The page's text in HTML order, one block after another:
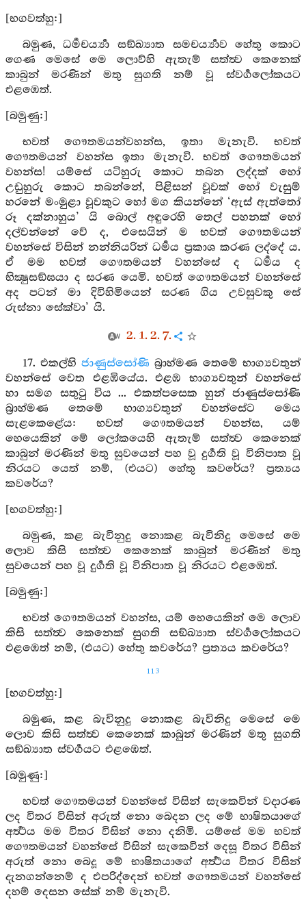
[භගවත්හු:]
බමුණ, ධර්‍මචර්‍ය්‍යා සඞ්ඛ්‍යාත සමචර්‍ය්‍යාව හේතු කොට
ගෙණ මෙසේ මෙ ලොව්හි ඇතැම් සත්ත්‍ව කෙනෙක්
කාබුන් මරණින් මතු සුගති නම් වූ ස්වර්‍ගලෝකයට
එළඹෙත්.
[බමුණු:]
භවත් ගෞතමයන්වහන්ස, ඉතා මැනැවි. භවත්
ගෞතමයන් වහන්ස ඉතා මැනැවි. භවත් ගෞතමයන්
වහන්ස! යම්සේ යටිහුරු කොට තබන ලද්දක් හෝ
උඩුහුරු කොට තබන්නේ, පිළිසන් වූවක් හෝ වැසුම්
හරනේ මංමුළා වූවකුට හෝ මග කියන්නේ ‘ඇස් ඇත්තෝ
රූ දක්නාහුය’ යි බොල් අඳුරෙහි තෙල් පහනක් හෝ
දල්වන්නේ වේ ද, එසෙයින් ම භවත් ගෞතමයන්
වහන්සේ විසින් නන්නියරින් ධර්‍මය ප්‍රකාශ කරණ ලද්දේ ය.
ඒ මම භවත් ගෞතමයන් වහන්සේ ද ධර්‍මය ද
භික්‍ෂුසඞ්ඝයා ද සරණ යෙමි. භවත් ගෞතමයන් වහන්සේ
අද පටන් මා දිවිහිමියෙන් සරණ ගිය උවසුවකු සේ
රුස්නා සේක්වා’ යි.
2. 1. 2. 7.
17. එකල්හිජාණුස්සෝණි බ්‍රාහ්මණ තෙමේ භාග්‍යවතුන්
වහන්සේ වෙත එළඹියේය. එළඹ භාග්‍යවතුන් වහන්සේ
හා සමග සතුටු විය ... එකත්පසෙක හුන් ජාණුස්සෝණි
බ්‍රාහ්මණ තෙමේ භාග්‍යවතුන් වහන්සේට මෙය
සැළකෙළේය: භවත් ගෞතමයන් වහන්ස, යම්
හෙයෙකින් මේ ලෝකයෙහි ඇතැම් සත්ත්‍ව කෙනෙක්
කාබුන් මරණින් මතු සුවයෙන් පහ වූ දුර්‍ගති වූ විනිපාත වූ
නිරයට යෙත් නම්, (එයට) හේතු කවරේය? ප්‍රත්‍යය
කවරේය?
[භගවත්හු:]
බමුණ, කළ බැවිනුදු නොකළ බැවිනිදු මෙසේ මෙ
ලොව කිසි සත්ත්‍ව කෙනෙක් කාබුන් මරණින් මතු
සුවයෙන් පහ වූ දුර්‍ගති වූ විනිපාත වූ නිරයට එළඹෙත්.
[බමුණු:]
භවත් ගෞතමයන් වහන්ස, යම් හෙයෙකින් මෙ ලොව
කිසි සත්ත්‍ව කෙනෙක් සුගති සඞ්ඛ්‍යාත ස්වර්‍ගලෝකයට
එළඹෙත් නම්, (එයට) හේතු කවරේය? ප්‍රත්‍යය කවරේය?
113
[භගවත්හු:]
බමුණ, කළ බැවිනුදු නොකළ බැවිනිදු මෙසේ මෙ
ලොව කිසි සත්ත්‍ව කෙනෙක් කාබුන් මරණින් මතු සුගති
සඞ්ඛ්‍යාත ස්වර්‍ගයට එළඹෙත්.
[බමුණු:]
භවත් ගෞතමයන් වහන්සේ විසින් සැකෙවින් වදාරණ
ලද විතර විසින් අරුත් නො බෙදන ලද මේ භාෂිතයාගේ
අර්‍ත්‍ථය මම විතර විසින් නො දනිමි. යම්සේ මම භවත්
ගෞතමයන් වහන්සේ විසින් සැකෙවින් දෙසූ විතර විසින්
අරුත් නො බෙදූ මේ භාෂිතයාගේ අර්‍ත්‍ථය විතර විසින්
දැනගන්නෙම් ද එපරිද්දෙන් භවත් ගෞතමයන් වහන්සේ
දහම් දෙසන සේක් නම් මැනැවි.